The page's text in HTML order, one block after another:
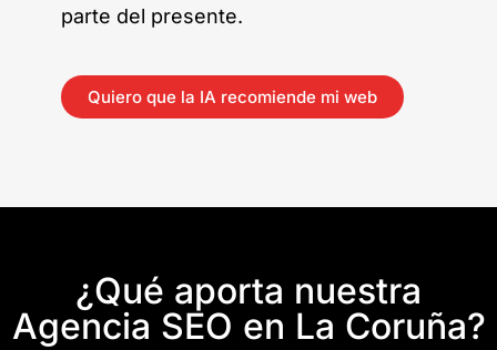
parte del presente.
Quiero que la IA recomiende mi web
¿Qué aporta nuestra
Agencia SEO en La Coruña?